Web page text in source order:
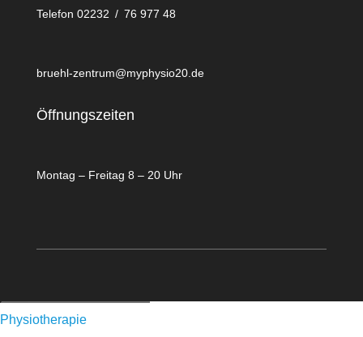
Telefon 02232 / 76 977 48
bruehl-zentrum@myphysio20.de
Öffnungszeiten
Montag – Freitag 8 – 20 Uhr
Physiotherapie